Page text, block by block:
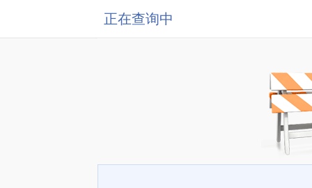
正在查询中